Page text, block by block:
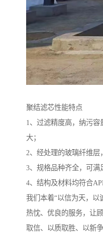
聚结滤芯性能特点
1、过滤精度高，纳污
大；
2、经处理的玻璃纤维层
3、规格品种齐全，可满
4、结构及材料均符合
我们本着“以信为天，以
热忱、优良的服务，让
取信、以质取胜、以新